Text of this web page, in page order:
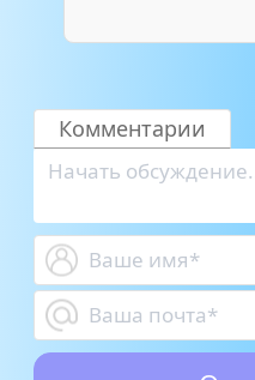
Комментарии